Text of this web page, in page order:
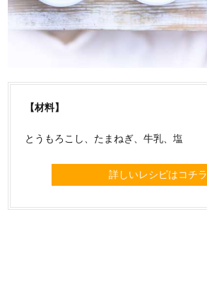
【材料】
とうもろこし、たまねぎ、牛乳、塩
詳しいレシピはコチラ